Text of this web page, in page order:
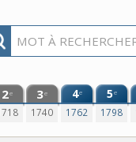
2e 3e
1740
4e
1762
5e
1798